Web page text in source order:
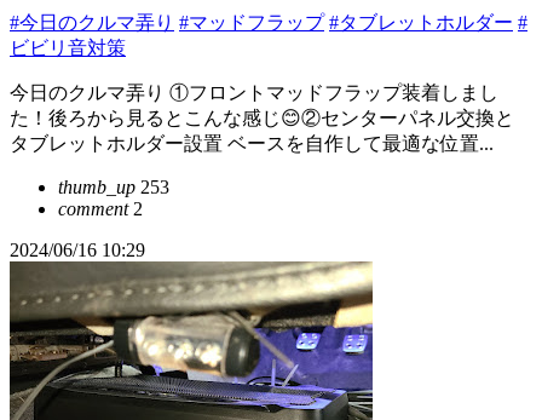
#今日のクルマ弄り #マッドフラップ #タブレットホルダー #
ビビリ音対策
今日のクルマ弄り ①フロントマッドフラップ装着しまし
た！後ろから見るとこんな感じ😊②センターパネル交換と
タブレットホルダー設置 ベースを自作して最適な位置...
thumb_up 253
comment2
2024/06/16 10:29